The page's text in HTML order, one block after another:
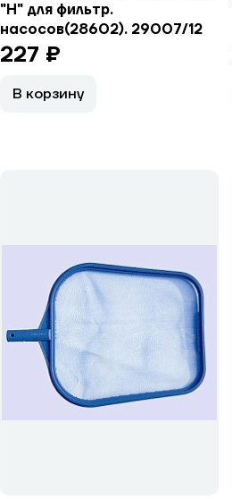
"H" для фильтр.
насосов(28602). 29007/12
227 ₽
В корзину